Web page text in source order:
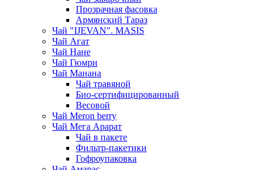
Прозрачная фасовка
Армянский Тараз
Чай "IJEVAN". MASIS
Чай Агат
Чай Нане
Чай Гюмри
Чай Манана
Чай травяной
Био-сертифицированный
Весовой
Чай Meron berry
Чай Мега Арарат
Чай в пакете
Фильтр-пакетики
Гофроупаковка